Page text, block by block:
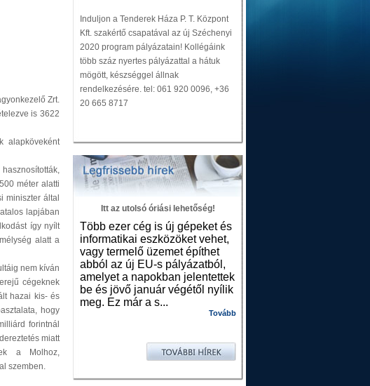
Zrt.
is 3622
alapköveként
méter alatti
miniszter által
lapjában
így nyílt
alatt a
nem kíván
cégeknek
hazai kis- és
hogy
forintnál
miatt
a Molhoz,
szemben.
Induljon a Tenderek Háza P. T. Központ
Kft. szakértő csapatával az új Széchenyi
2020 program pályázatain! Kollégáink
több száz nyertes pályázattal a hátuk
mögött, készséggel állnak
rendelkezésére. tel: 061 920 0096, +36
20 665 8717
Itt az utolsó óriási lehetőség!
Több ezer cég is új gépeket és
informatikai eszközöket vehet,
vagy termelő üzemet építhet
abból az új EU-s pályázatból,
amelyet a napokban jelentettek
be és jövő január végétől nyílik
meg. Ez már a s...
Tovább